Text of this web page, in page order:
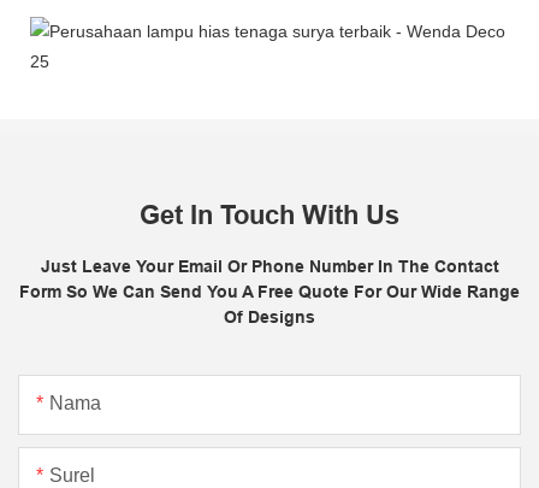
Get In Touch With Us
Just Leave Your Email Or Phone Number In The Contact
Form So We Can Send You A Free Quote For Our Wide Range
Of Designs
Nama
Surel